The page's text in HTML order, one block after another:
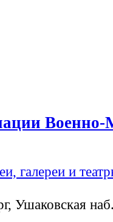
Военно-
галереи и
Ушаковская